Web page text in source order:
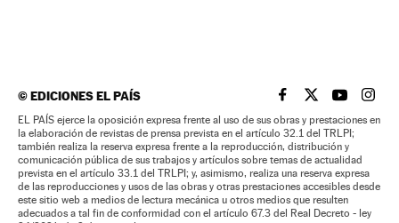
©EDICIONES EL PAÍS EL PAÍS BRASIL EN
EL PAÍSEL PAÍS
EL
EL PAÍS ejerce la oposición expresa frente al uso de sus obras y prestaciones en
la elaboración de revistas de prensa prevista en el artículo 32.1 del TRLPI;
también realiza la reserva expresa frente a la reproducción, distribución y
comunicación pública de sus trabajos y artículos sobre temas de actualidad
prevista en el artículo 33.1 del TRLPI; y, asimismo, realiza una reserva expresa
de las reproducciones y usos de las obras y otras prestaciones accesibles desde
este sitio web a medios de lectura mecánica u otros medios que resulten
adecuados a tal fin de conformidad con el artículo 67.3 del Real Decreto - ley